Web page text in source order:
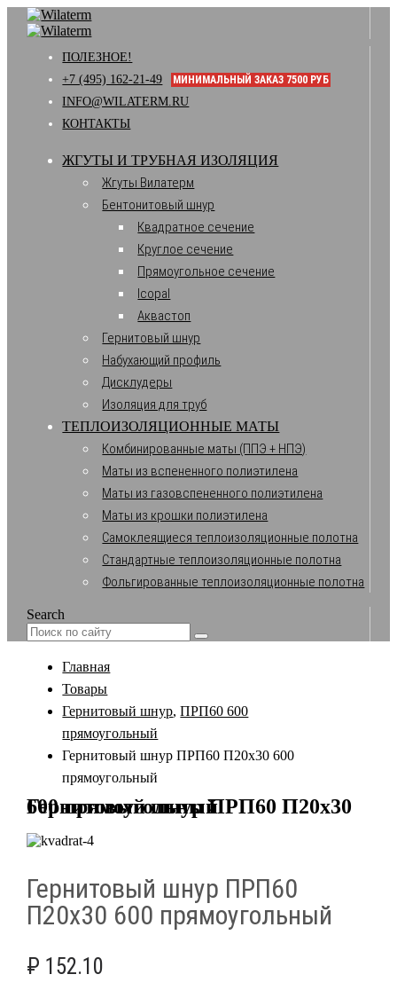
ПОЛЕЗНОЕ!
+7 (495) 162-21-49
МИНИМАЛЬНЫЙ ЗАКАЗ 7500 РУБ
INFO@WILATERM.RU
КОНТАКТЫ
ЖГУТЫ И ТРУБНАЯ ИЗОЛЯЦИЯ
Жгуты Вилатерм
Бентонитовый шнур
Квадратное сечение
Круглое сечение
Прямоугольное сечение
Icopal
Аквастоп
Гернитовый шнур
Набухающий профиль
Дисклудеры
Изоляция для труб
ТЕПЛОИЗОЛЯЦИОННЫЕ МАТЫ
Комбинированные маты (ППЭ + НПЭ)
Маты из вспененного полиэтилена
Маты из газовспененного полиэтилена
Маты из крошки полиэтилена
Самоклеящиеся теплоизоляционные полотна
Стандартные теплоизоляционные полотна
Фольгированные теплоизоляционные полотна
Search
Главная
Товары
Гернитовый шнур,ПРП60 600
прямоугольный
Гернитовый шнур ПРП60 П20х30 600
прямоугольный
Гернитовый шнур ПРП60 П20х30 600 прямоугольный
Гернитовый шнур ПРП60
П20х30 600 прямоугольный
₽ 152.10